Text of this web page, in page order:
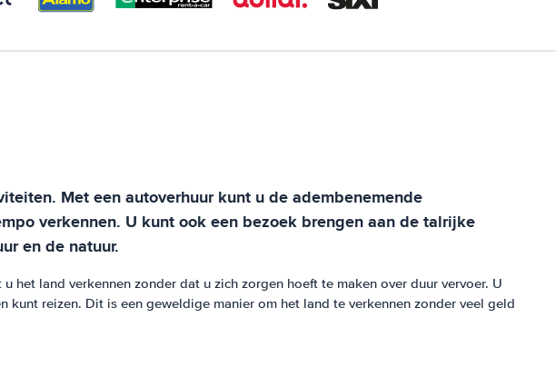
Met een autoverhuur kunt u de adembenemende
verkennen. U kunt ook een bezoek brengen aan de talrijke
en de natuur.
land verkennen zonder dat u zich zorgen hoeft te maken over duur vervoer. U
reizen. Dit is een geweldige manier om het land te verkennen zonder veel geld